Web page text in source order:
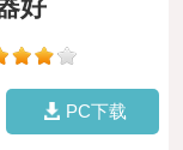
好
PC下载